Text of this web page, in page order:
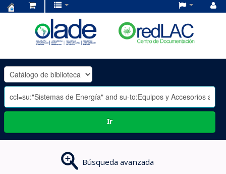
OLADE
-
Ir
Búsqueda avanzada